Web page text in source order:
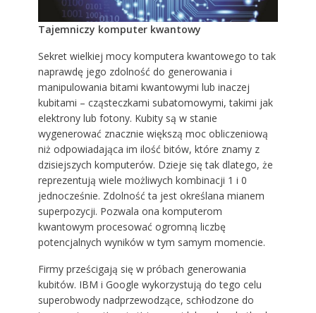
Tajemniczy komputer kwantowy
Sekret wielkiej mocy komputera kwantowego to tak
naprawdę jego zdolność do generowania i
manipulowania bitami kwantowymi lub inaczej
kubitami – cząsteczkami subatomowymi, takimi jak
elektrony lub fotony. Kubity są w stanie
wygenerować znacznie większą moc obliczeniową
niż odpowiadająca im ilość bitów, które znamy z
dzisiejszych komputerów. Dzieje się tak dlatego, że
reprezentują wiele możliwych kombinacji 1 i 0
jednocześnie. Zdolność ta jest określana mianem
superpozycji. Pozwala ona komputerom
kwantowym procesować ogromną liczbę
potencjalnych wyników w tym samym momencie.
Firmy prześcigają się w próbach generowania
kubitów. IBM i Google wykorzystują do tego celu
superobwody nadprzewodzące, schłodzone do